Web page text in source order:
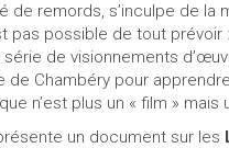
de remords, s’inculpe de
pas possible de tout
série de visionnements
de Chambéry pour
n’est plus un « film » mais
un document sur les